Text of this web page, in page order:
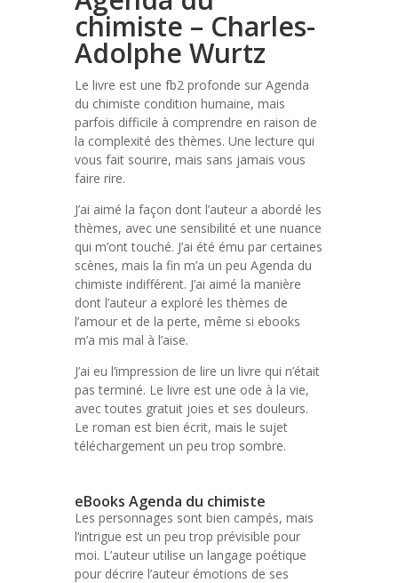
chimiste – Charles-
Adolphe Wurtz
Le livre est une fb2 profonde sur Agenda
du chimiste condition humaine, mais
parfois difficile à comprendre en raison de
la complexité des thèmes. Une lecture qui
vous fait sourire, mais sans jamais vous
faire rire.
J’ai aimé la façon dont l’auteur a abordé les
thèmes, avec une sensibilité et une nuance
qui m’ont touché. J’ai été ému par certaines
scènes, mais la fin m’a un peu Agenda du
chimiste indifférent. J’ai aimé la manière
dont l’auteur a exploré les thèmes de
l’amour et de la perte, même si ebooks
m’a mis mal à l’aise.
J’ai eu l’impression de lire un livre qui n’était
pas terminé. Le livre est une ode à la vie,
avec toutes gratuit joies et ses douleurs.
Le roman est bien écrit, mais le sujet
téléchargement un peu trop sombre.
eBooks Agenda du chimiste
Les personnages sont bien campés, mais
l’intrigue est un peu trop prévisible pour
moi. L’auteur utilise un langage poétique
pour décrire l’auteur émotions de ses